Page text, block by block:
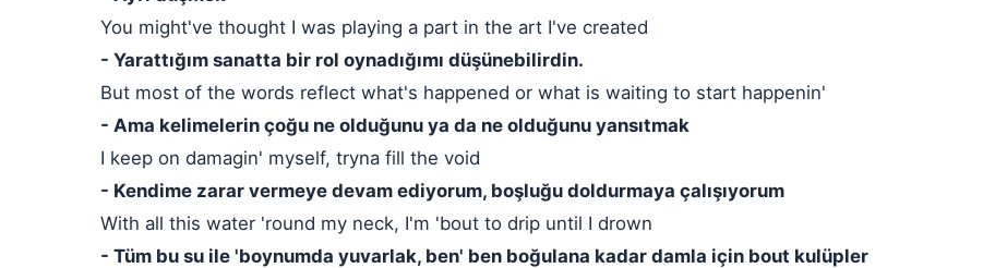
You might've thought I was playing a part in the art I've created
- Yarattığım sanatta bir rol oynadığımı düşünebilirdin.
But most of the words reflect what's happened or what is waiting to start happenin'
- Ama kelimelerin çoğu ne olduğunu ya da ne olduğunu yansıtmak
I keep on damagin' myself, tryna fill the void
- Kendime zarar vermeye devam ediyorum, boşluğu doldurmaya çalışıyorum
With all this water 'round my neck, I'm 'bout to drip until I drown
- Tüm bu su ile 'boynumda yuvarlak, ben' ben boğulana kadar damla için bout kulüpler